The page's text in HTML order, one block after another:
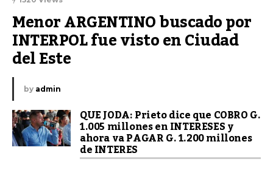
Menor ARGENTINO buscado por
INTERPOL fue visto en Ciudad
del Este
by admin
QUE JODA: Prieto dice que COBRO G.
1.005 millones en INTERESES y
ahora va PAGAR G. 1.200 millones
de INTERES